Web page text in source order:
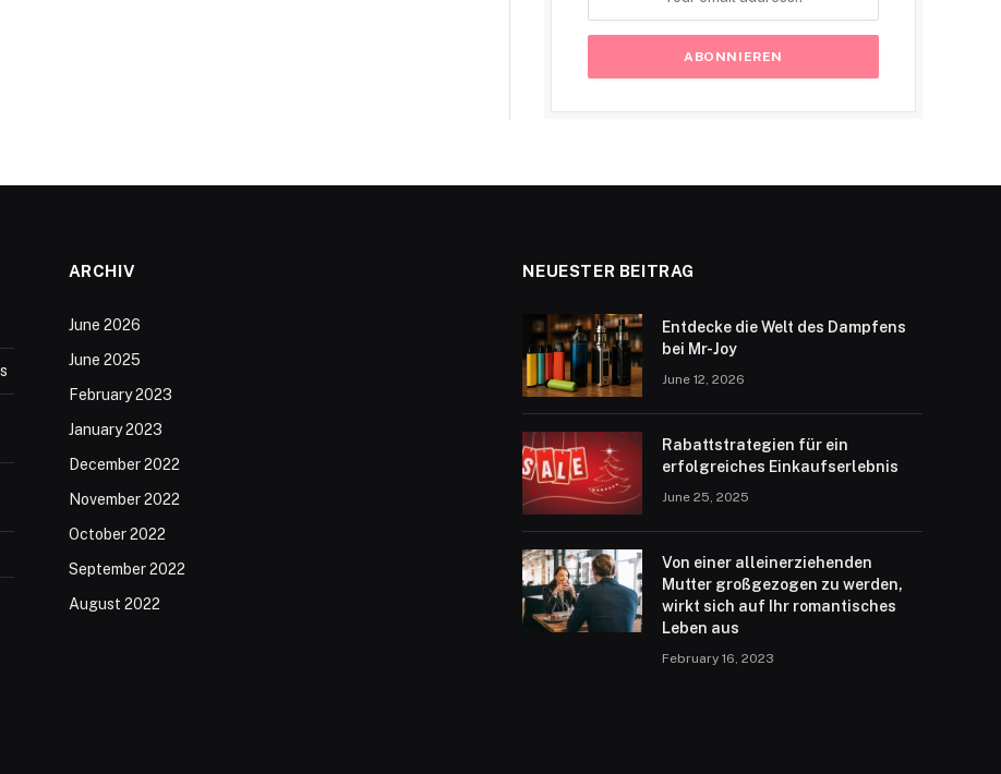
ARCHIV
June 2026
June 2025
February 2023
January 2023
December 2022
November 2022
October 2022
September 2022
August 2022
NEUESTER BEITRAG
Entdecke die Welt des Dampfens
bei Mr-Joy
June 12, 2026
Rabattstrategien für ein
erfolgreiches Einkaufserlebnis
June 25, 2025
Von einer alleinerziehenden
Mutter großgezogen zu werden,
wirkt sich auf Ihr romantisches
Leben aus
February 16, 2023